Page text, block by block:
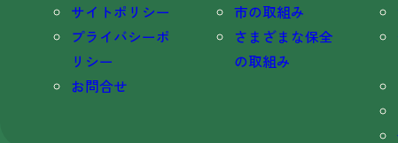
サイトポリシー
プライバシーポ
リシー
お問合せ
市の取組み
さまざまな保全
の取組み